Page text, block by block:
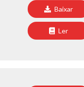
Baixar
Ler